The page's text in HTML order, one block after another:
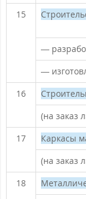
15
—
—
16
(на заказ
17
Каркасы
(на заказ
18